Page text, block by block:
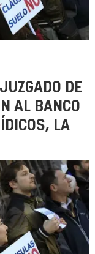
DE
AL BANCO
LA